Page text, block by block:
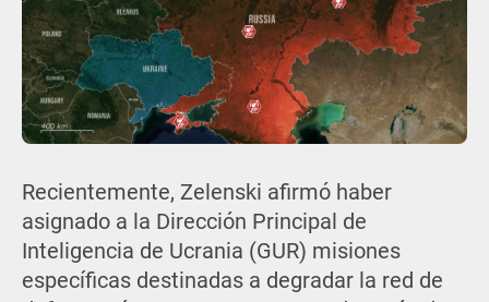
Recientemente, Zelenski afirmó haber
asignado a la Dirección Principal de
Inteligencia de Ucrania (GUR) misiones
específicas destinadas a degradar la red de